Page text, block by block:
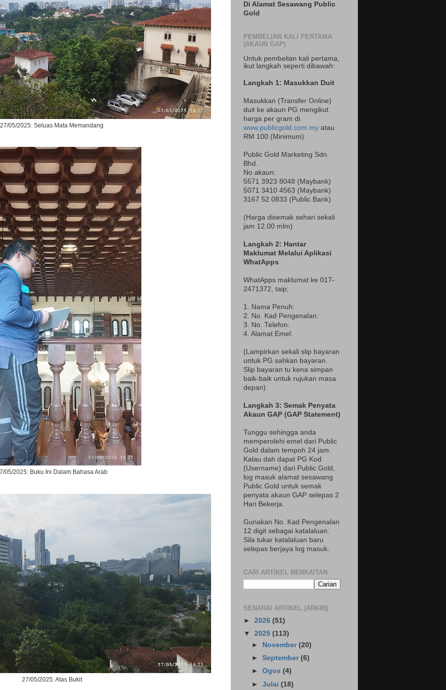
27/05/2025: Seluas Mata Memandang
05/2025: Buku Ini Dalam Bahasa Arab
27/05/2025: Atas Bukit
Di Alamat Sesawang Public
Gold
PEMBELIAN KALI PERTAMA
(AKAUN GAP)
Untuk pembelian kali pertama,
ikut langkah seperti dibawah:
Langkah 1: Masukkan Duit
Masukkan (Transfer Online)
duit ke akaun PG mengikut
harga per gram di
www.publicgold.com.my atau
RM 100 (Minimum)
Public Gold Marketing Sdn.
Bhd.
No akaun:
5571 3923 8048 (Maybank)
5071 3410 4563 (Maybank)
3167 52 0833 (Public Bank)
(Harga disemak sehari sekali
jam 12.00 mlm)
Langkah 2: Hantar
Maklumat Melalui Aplikasi
WhatApps
WhatApps maklumat ke 017-
2471372 , taip;
1. Nama Penuh:
2. No. Kad Pengenalan:
3. No. Telefon:
4. Alamat Emel:
(Lampirkan sekali slip bayaran
untuk PG sahkan bayaran.
Slip bayaran tu kena simpan
baik-baik untuk rujukan masa
depan)
Langkah 3: Semak Penyata
Akaun GAP (GAP Statement)
Tunggu sehingga anda
memperolehi emel dari Public
Gold dalam tempoh 24 jam.
Kalau dah dapat PG Kod
(Username) dari Public Gold,
log masuk alamat sesawang
Public Gold untuk semak
penyata akaun GAP selepas 2
Hari Bekerja.
Gunakan No. Kad Pengenalan
12 digit sebagai katalaluan.
Sila tukar katalaluan baru
selepas berjaya log masuk.
CARI ARTIKEL BERKAITAN
SENARAI ARTIKEL (ARKIB)
► 2026 (51)
▼ 2025 (113)
►
November(20)
►September(6)
►Ogos(4)
►Julai(18)